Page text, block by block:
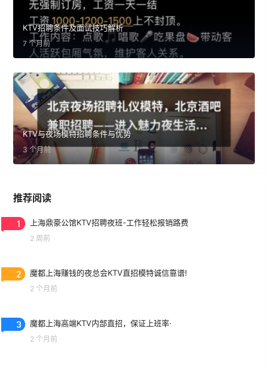
KTV招聘条件及面试技巧解析
7 个月前
KTV与夜场模特招聘条件与优势
3 个月前
推荐阅读
1 上海鼎豪公馆KTV招聘夜班-工作轻松报销路费
2 周前
2 魔都上海赚钱的夜总会KTV直招模特诚信靠谱!
2 个月前
3 魔都上海高端KTV内部直招，保证上班率·
2 个月前